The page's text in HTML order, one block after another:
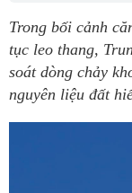
Trong bối cảnh
tục leo thang,
soát dòng chảy
nguyên liệu đất